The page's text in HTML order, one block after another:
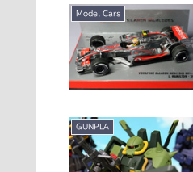
Model Cars
GUNPLA